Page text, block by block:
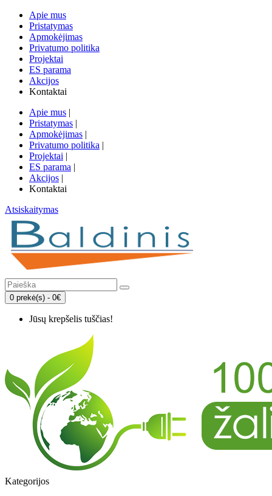
Apie mus
Pristatymas
Apmokėjimas
Privatumo politika
Projektai
ES parama
Akcijos
Kontaktai
Apie mus |
Pristatymas |
Apmokėjimas |
Privatumo politika |
Projektai |
ES parama |
Akcijos |
Kontaktai
Atsiskaitymas
0 prekė(s) - 0€
Jūsų krepšelis tuščias!
Kategorijos